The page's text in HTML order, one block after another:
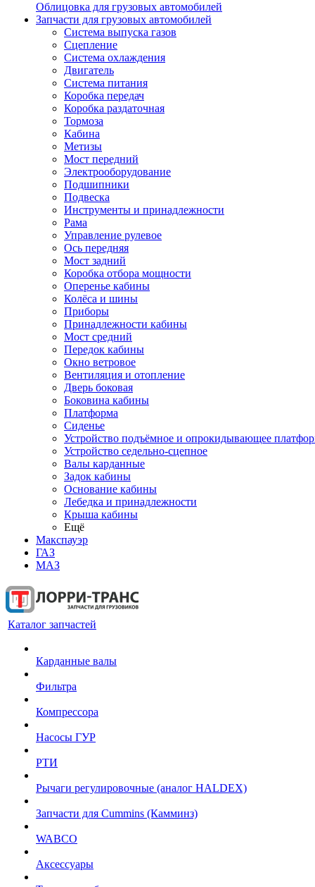
Облицовка для грузовых автомобилей
Запчасти для грузовых автомобилей
Система выпуска газов
Сцепление
Система охлаждения
Двигатель
Система питания
Коробка передач
Коробка раздаточная
Тормоза
Кабина
Метизы
Мост передний
Электрооборудование
Подшипники
Подвеска
Инструменты и принадлежности
Рама
Управление рулевое
Ось передняя
Мост задний
Коробка отбора мощности
Оперенье кабины
Колёса и шины
Приборы
Принадлежности кабины
Мост средний
Передок кабины
Окно ветровое
Вентиляция и отопление
Дверь боковая
Боковина кабины
Платформа
Сиденье
Устройство подъёмное и опрокидывающее
Устройство седельно-сцепное
Валы карданные
Задок кабины
Основание кабины
Лебедка и принадлежности
Крыша кабины
Ещё
Макспауэр
ГАЗ
МАЗ
Каталог запчастей
Карданные валы
Фильтра
Компрессора
Насосы ГУР
РТИ
Рычаги регулировочные (аналог HALDEX)
Запчасти для Cummins (Камминз)
WABCO
Аксессуары